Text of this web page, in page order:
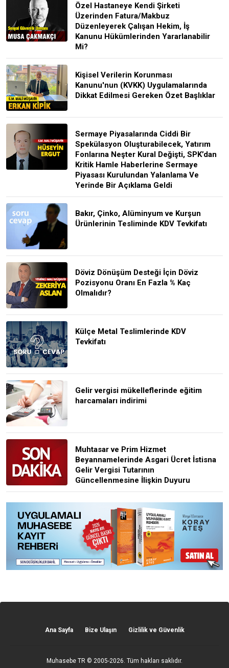
Özel Hastaneye Kendi Şirketi
Üzerinden Fatura/Makbuz
Düzenleyerek Çalışan Hekim, İş
Kanunu Hükümlerinden Yararlanabilir
Mi?
Kişisel Verilerin Korunması
Kanunu'nun (KVKK) Uygulamalarında
Dikkat Edilmesi Gereken Özet Başlıklar
Sermaye Piyasalarında Ciddi Bir
Spekülasyon Oluşturabilecek, Yatırım
Fonlarına Neşter Kural Değişti, SPK’dan
Kritik Hamle Haberlerine Sermaye
Piyasası Kurulundan Yalanlama Ve
Yerinde Bir Açıklama Geldi
Bakır, Çinko, Alüminyum ve Kurşun
Ürünlerinin Tesliminde KDV Tevkifatı
Döviz Dönüşüm Desteği İçin Döviz
Pozisyonu Oranı En Fazla % Kaç
Olmalıdır?
Külçe Metal Teslimlerinde KDV
Tevkifatı
Gelir vergisi mükelleflerinde eğitim
harcamaları indirimi
Muhtasar ve Prim Hizmet
Beyannamelerinde Asgari Ücret İstisna
Gelir Vergisi Tutarının
Güncellenmesine İlişkin Duyuru
Ana Sayfa Bize Ulaşın Gizlilik ve Güvenlik
Muhasebe TR © 2005-2026. Tüm hakları saklıdır.